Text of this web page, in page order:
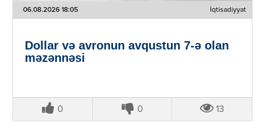
06.08.2026 18:05 İqtisadiyyat
Dollar və avronun avqustun 7-ə olan
məzənnəsi
0 0 13